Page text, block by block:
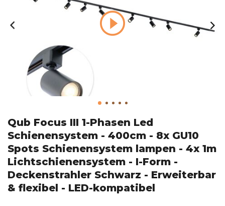
Qub Focus III 1-Phasen Led
Schienensystem - 400cm - 8x GU10
Spots Schienensystem lampen - 4x 1m
Lichtschienensystem - I-Form -
Deckenstrahler Schwarz - Erweiterbar
& flexibel - LED-kompatibel